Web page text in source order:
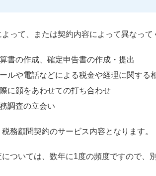
よって、または契約内容によって異なっ
書の作成、確定申告書の作成・提出
ールや電話などによる税金や経理に関する
に顔をあわせての打ち合わせ
調査の立会い
務顧問契約のサービス内容となります。
については、数年に1度の頻度ですので、